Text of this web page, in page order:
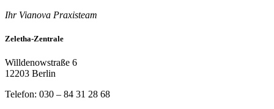
Ihr Vianova Praxisteam
Zeletha-Zentrale
Willdenowstraße 6
12203 Berlin
Telefon: 030 – 84 31 28 68